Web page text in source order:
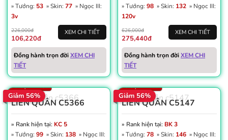
» Tướng: 53 » Skin: 77 » Ngọc III:
3v
226,000đ
106,220đ
XEM CHI TIẾT
Đồng hành trọn đờiXEM CHI
TIẾT
» Tướng: 98 » Skin: 132 » Ngọc III:
120v
626,000đ
275,440đ
XEM CHI TIẾT
Đồng hành trọn đờiXEM CHI
TIẾT
Giảm 56%
Win: 60%
Dấu ấn: 11
Thẻ đổi tên: 5
Số trận: 2.437
LIÊN QUÂN C5366
» Rank hiện tại:
KC 5
» Tướng: 99 » Skin: 138 » Ngọc III:
Giảm 56%
Vàng: 73K
Dấu ấn: 2
Thẻ đổi tên: 4
Số trận: 2.177
LIÊN QUÂN C5147
» Rank hiện tại:
BK 3
» Tướng: 78 » Skin: 146 » Ngọc III: